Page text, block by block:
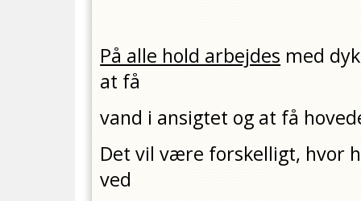
På alle hold arbejdes med
at få
vand i ansigtet og at få
Det vil være forskelligt, hvor
ved